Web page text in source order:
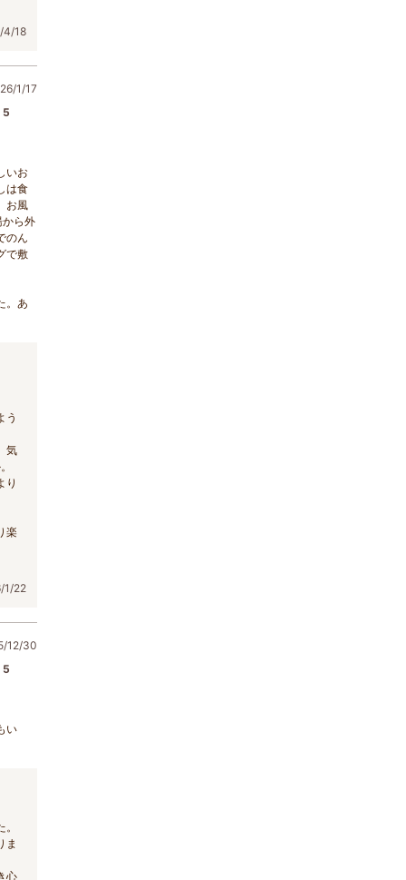
4/18
1/17
5
いお
は食
お風
から外
のん
で敷
。あ
う
気
り
楽
1/22
12/30
5
い
ま
心